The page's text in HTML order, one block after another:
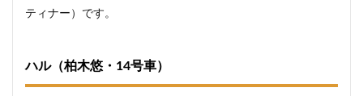
ティナー）です。
ハル（柏木悠・14号車）